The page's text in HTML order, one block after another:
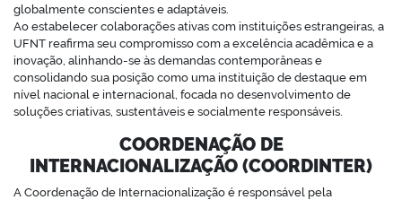
globalmente conscientes e adaptáveis.
Ao estabelecer colaborações ativas com instituições estrangeiras, a
UFNT reafirma seu compromisso com a excelência acadêmica e a
inovação, alinhando-se às demandas contemporâneas e
consolidando sua posição como uma instituição de destaque em
nível nacional e internacional, focada no desenvolvimento de
soluções criativas, sustentáveis e socialmente responsáveis.
COORDENAÇÃO DE
INTERNACIONALIZAÇÃO (COORDINTER)
A Coordenação de Internacionalização é responsável pela